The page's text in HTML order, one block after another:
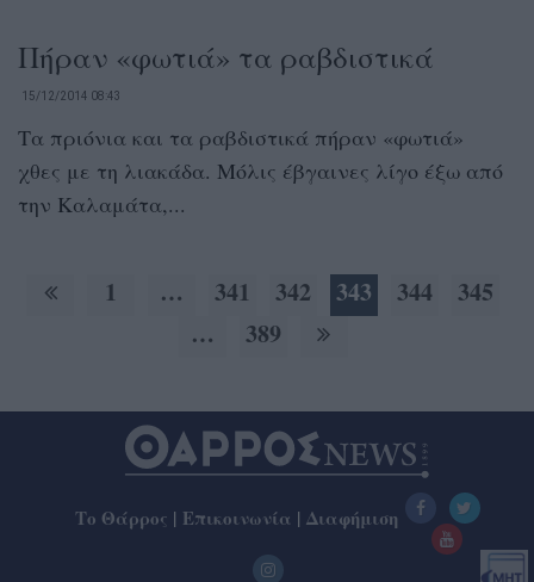
Πήραν «φωτιά» τα ραβδιστικά
15/12/2014 08:43
Τα πριόνια και τα ραβδιστικά πήραν «φωτιά»
χθες με τη λιακάδα. Μόλις έβγαινες λίγο έξω από
την Καλαμάτα,...
1 … 341 342 343 344
345
…
389
Το Θάρρος | Επικοινωνία | Διαφήμιση